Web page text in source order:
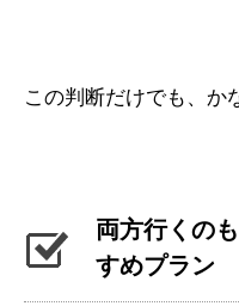
この判断だけでも、か
両方行くの
すめプラン